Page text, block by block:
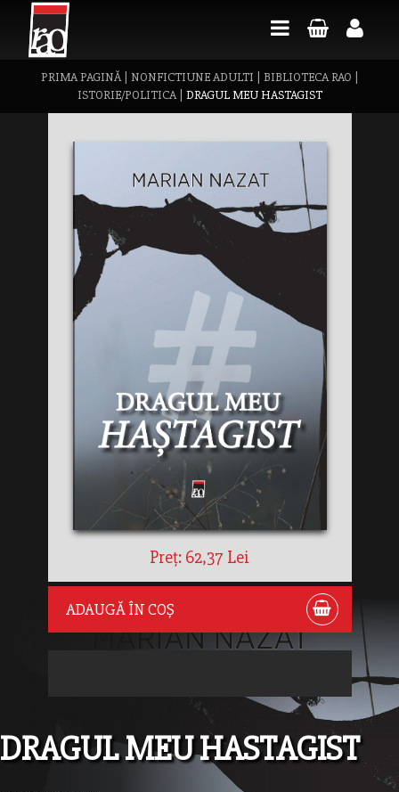
PRIMA PAGINĂ| NONFICTIUNE ADULTI BIBLIOTECA RAO
ISTORIE/POLITICA| DRAGUL MEU HASTAGIST
Preț: 62,37 Lei
ADAUGĂ ÎN COȘ
DRAGUL MEU HASTAGIST